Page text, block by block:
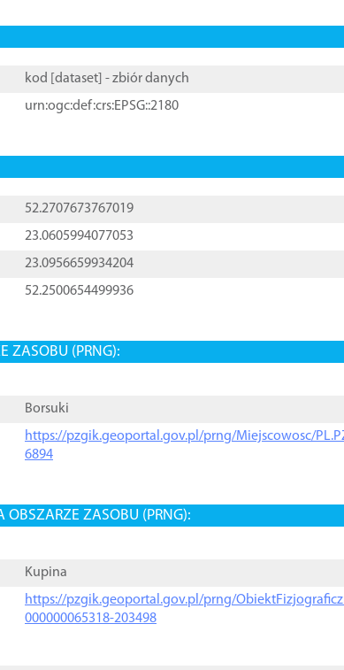
kod [ dataset ] - zbiór danych
urn:ogc:def:crs:EPSG::2180
52.2707673767019
23.0605994077053
23.0956659934204
52.2500654499936
ZASOBU (PRNG):
Borsuki
https://pzgik.geoportal.gov.pl/prng/Miejscowosc/
6894
OBSZARZE ZASOBU (PRNG):
Kupina
https://pzgik.geoportal.gov.pl/prng/
000000065318-203498